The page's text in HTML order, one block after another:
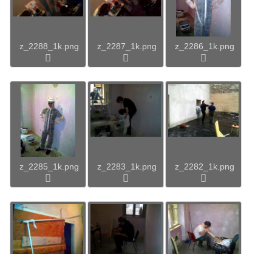
z_2288_1k.png z_2287_1k.png z_2286_1k.png
z_2285_1k.png z_2283_1k.png z_2282_1k.png